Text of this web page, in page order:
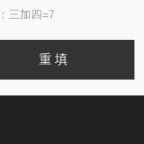
三加四=7